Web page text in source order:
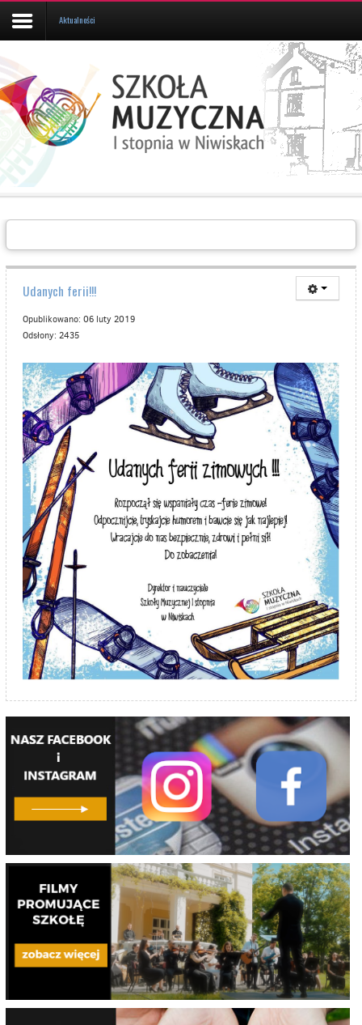
Aktualności
Kalendarz
UCZEŃ/RODZIC
Galeria
SZKOLE
Aktualności
Udanych ferii!!!
Opublikowano: 06 luty 2019
Odsłony: 2435